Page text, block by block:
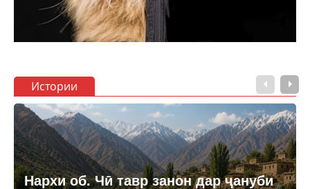
Истории
Нархи об. Чӣ тавр занон дар ҷануби